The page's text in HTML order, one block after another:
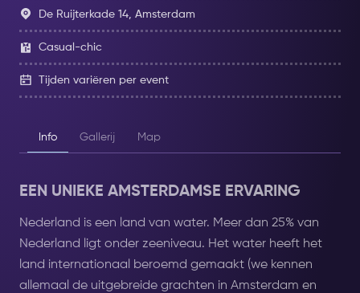
De Ruijterkade 14, Amsterdam
Casual-chic
Tijden variëren per event
Info Gallerij Map
EEN UNIEKE AMSTERDAMSE ERVARING
Nederland is een land van water. Meer dan 25% van
Nederland ligt onder zeeniveau. Het water heeft het
land internationaal beroemd gemaakt (we kennen
allemaal de uitgebreide grachten in Amsterdam en